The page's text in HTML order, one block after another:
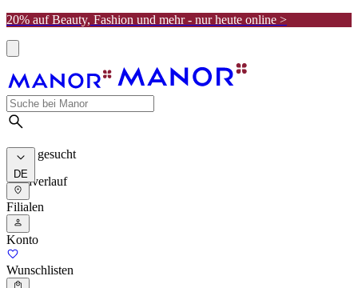
20% auf Beauty, Fashion und mehr - nur heute online >
Meist gesucht
Suchverlauf
DE
Filialen
Konto
Wunschlisten